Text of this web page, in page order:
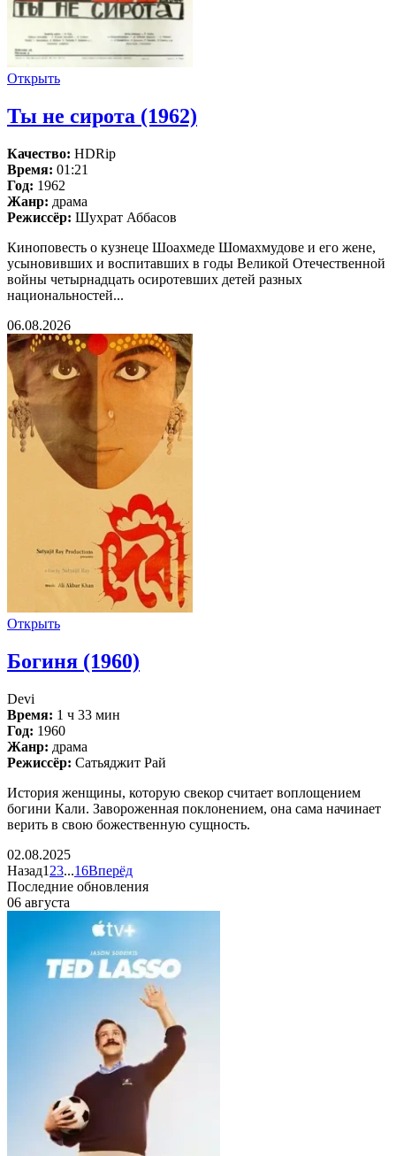
Открыть
Ты не сирота (1962)
Качество: HDRip
Время: 01:21
Год: 1962
Жанр: драма
Режиссёр: Шухрат Аббасов
Киноповесть о кузнеце Шоахмеде Шомахмудове и его жене,
усыновивших и воспитавших в годы Великой Отечественной
войны четырнадцать осиротевших детей разных
национальностей...
06.08.2026
Открыть
Богиня (1960)
Devi
Время: 1 ч 33 мин
Год: 1960
Жанр: драма
Режиссёр: Сатьяджит Рай
История женщины, которую свекор считает воплощением
богини Кали. Завороженная поклонением, она сама начинает
верить в свою божественную сущность.
02.08.2025
Назад1 23...16Вперёд
Последние обновления
06 августа